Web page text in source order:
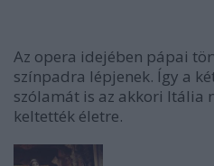
Az opera idejében pápai
színpadra lépjenek. Így a
szólamát is az akkori Itália
keltették életre.